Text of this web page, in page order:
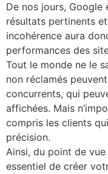
De nos jours,
résultats pertinents
incohérence aura
performances des
Tout le monde ne le
non réclamés
concurrents, qui
affichées. Mais
compris les clients
précision.
Ainsi, du point de
essentiel de créer